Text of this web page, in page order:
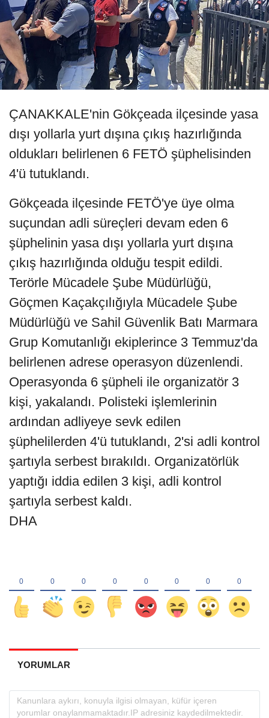
ÇANAKKALE'nin Gökçeada ilçesinde yasa
dışı yollarla yurt dışına çıkış hazırlığında
oldukları belirlenen 6 FETÖ şüphelisinden
4'ü tutuklandı.
Gökçeada ilçesinde FETÖ'ye üye olma
suçundan adli süreçleri devam eden 6
şüphelinin yasa dışı yollarla yurt dışına
çıkış hazırlığında olduğu tespit edildi.
Terörle Mücadele Şube Müdürlüğü,
Göçmen Kaçakçılığıyla Mücadele Şube
Müdürlüğü ve Sahil Güvenlik Batı Marmara
Grup Komutanlığı ekiplerince 3 Temmuz'da
belirlenen adrese operasyon düzenlendi.
Operasyonda 6 şüpheli ile organizatör 3
kişi, yakalandı. Polisteki işlemlerinin
ardından adliyeye sevk edilen
şüphelilerden 4'ü tutuklandı, 2'si adli kontrol
şartıyla serbest bırakıldı. Organizatörlük
yaptığı iddia edilen 3 kişi, adli kontrol
şartıyla serbest kaldı.
DHA
YORUMLAR